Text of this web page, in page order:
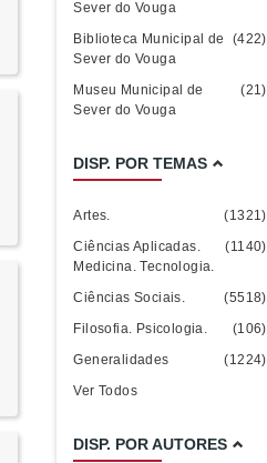
Sever do Vouga
Biblioteca Municipal de
Sever do Vouga
(422)
Museu Municipal de
Sever do Vouga
(21)
DISP. POR TEMAS
Artes.
(1321)
Ciências Aplicadas.
Medicina. Tecnologia.
(1140)
Ciências Sociais.
(5518)
Filosofia. Psicologia.
(106)
Generalidades
(1224)
Ver Todos
DISP. POR AUTORES